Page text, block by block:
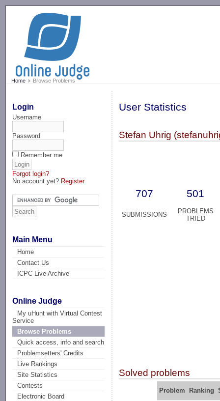
Home Browse Problems
Login
Username
Password
Remember me
Forgot login?
No account yet? Register
Main Menu
Home
Contact Us
ICPC Live Archive
Online Judge
My uHunt with Virtual Contest
Service
Browse Problems
Quick access, info and search
Problemsetters' Credits
Live Rankings
Site Statistics
Contests
Electronic Board
User Statistics
Stefan Uhrig
707 501
SUBMISSIONS
PROBLEMS
TRIED
Solved problems
Problem Ranking